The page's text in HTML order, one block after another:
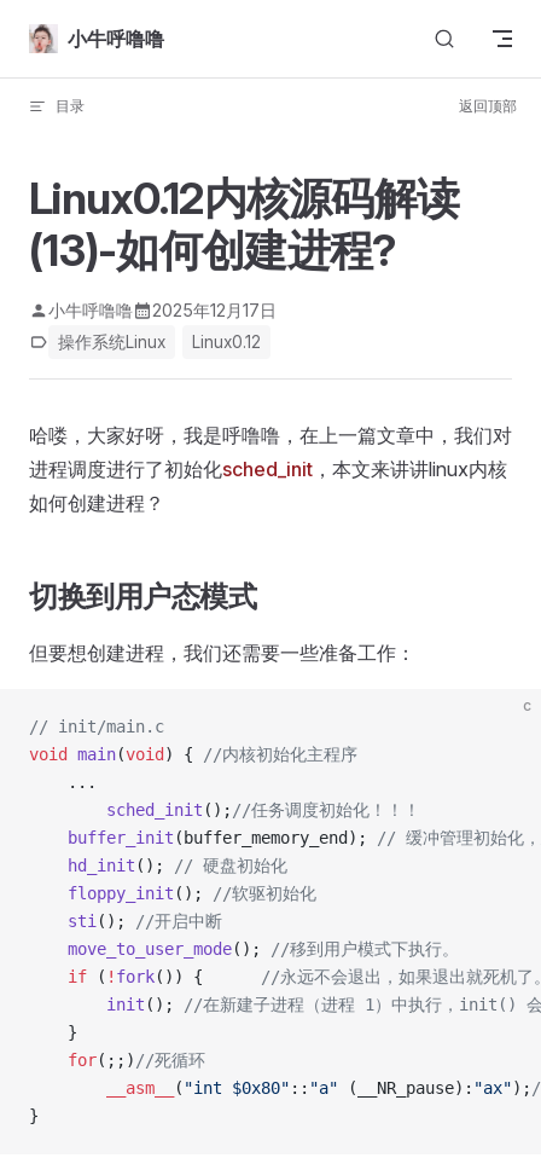
Skip to content
小牛呼噜噜
目录 返回顶部
Linux0.12内核源码解读
(13)-如何创建进程?
小牛呼噜噜 2025年12月17日
操作系统Linux Linux0.12
哈喽，大家好呀，我是呼噜噜，在上一篇文章中，我们对
进程调度进行了初始化sched_init ，本文来讲讲linux内核
如何创建进程？
切换到用户态模式
但要想创建进程，我们还需要一些准备工作：
c
// init/main.c
void
main(void ) { //内核初始化主程序
    ...
        sched_init
(); //任务调度初始化！！！
    buffer_init
(buffer_memory_end);
// 缓冲管理初始化，
    hd_init
();
// 硬盘初始化
    floppy_init
();
//软驱初始化
    sti
();
//开启中断
    move_to_user_mode
();
//移到用户模式下执行。
    if
( ! fork()) {
//永远不会退出，如果退出就死机了
        init
();
//在新建子进程（进程 1）中执行，init()
    }
    for
(;;) //死循环
        __asm__
( "int $0x80" :: "a" (__NR_pause): "ax");
}